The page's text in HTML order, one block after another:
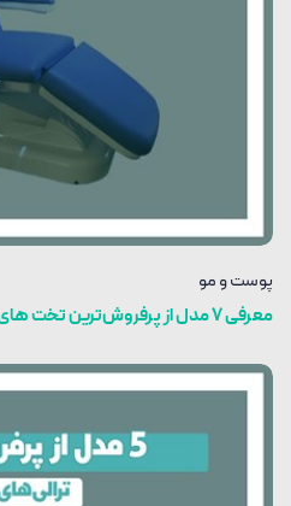
پوست و مو
معرفی 7 مدل از پرفروش‌ترین تخت های جراحی زیبایی در بازار ایران